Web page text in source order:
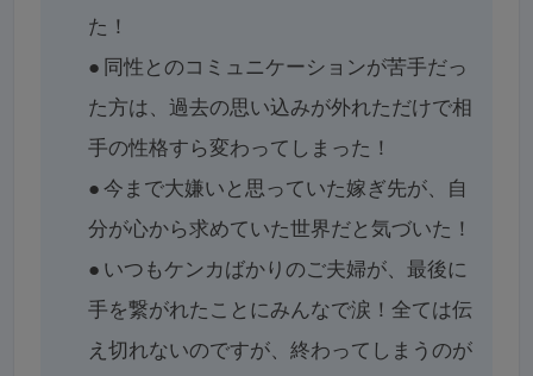
た！
● 同性とのコミュニケーションが苦手だっ
た方は、過去の思い込みが外れただけで相
手の性格すら変わってしまった！
●今まで大嫌いと思っていた嫁ぎ先が、自
分が心から求めていた世界だと気づいた！
● いつもケンカばかりのご夫婦が、最後に
手を繋がれたことにみんなで涙！全ては伝
え切れないのですが、終わってしまうのが